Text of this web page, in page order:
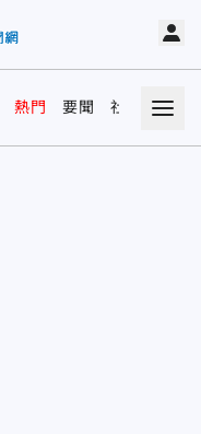
熱門 要聞 社會 娛樂